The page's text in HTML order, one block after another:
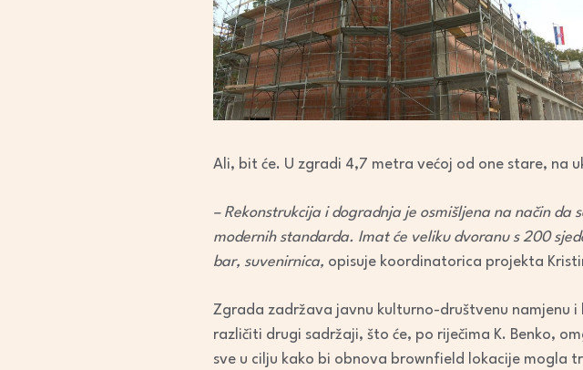
Ali, bit će. U zgradi 4,7 metra većoj od one stare, na
– Rekonstrukcija i dogradnja je osmišljena na način
modernih standarda. Imat će veliku dvoranu s 200
bar, suvenirnica, opisuje koordinatorica projekta
Zgrada zadržava javnu kulturno-društvenu namjenu
različiti drugi sadržaji, što će, po riječima K. Benko,
sve u cilju kako bi obnova brownfield lokacije mogla